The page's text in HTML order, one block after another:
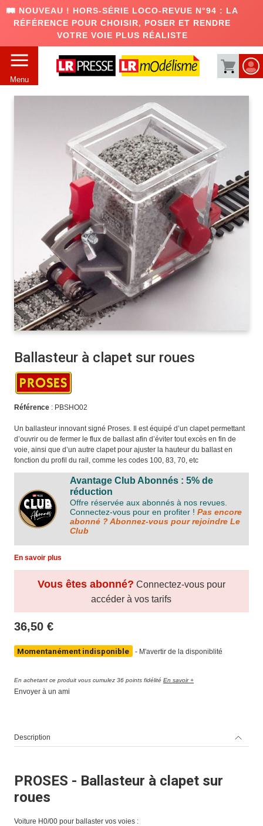
🛤️ NOUVEAU ! HORS-SÉRIE LOCO-REVUE N°94 : LA
RÉFÉRENCE POUR CHOISIR, POSER ET RENDRE
VOTRE VOIE PLUS RÉALISTE
Menu
Ballasteur à clapet sur roues
Référence: PBSHO02
Un ballasteur innovant signé Proses. Il est équipé d’un clapet permettant
d’ouvrir ou de fermer le flux de ballast afin d’éviter tout excès en fin de
voie, ainsi que d’un autre clapet pour ajuster la hauteur du ballast en
fonction du profil du rail, comme les codes 100, 83, 70, etc
Avantage Club Abonnés : 5% de
réduction
Offre réservée aux abonnés à nos revues.
Connectez-vous pour en profiter ! Pas encore
abonné ? Abonnez-vous pour rejoindre Le
Club
En savoir plus
36,50 €
Momentanément indisponible - M'avertir de la disponiblité
Vous êtes abonné? Connectez-vous pour
accéder à vos tarifs
En achetant ce produit vous cumulez 36 points fidélité En savoir +
Envoyer à un ami
Description
PROSES - Ballasteur à clapet sur
roues
Voiture H0/00 pour ballaster vos voies :